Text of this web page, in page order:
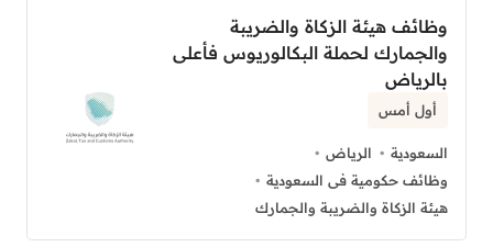
وظائف هيئة الزكاة والضريبة
والجمارك لحملة البكالوريوس فأعلى
بالرياض
أول أمس
السعودية
الرياض
وظائف حكومية فى السعودية
هيئة الزكاة والضريبة والجمارك